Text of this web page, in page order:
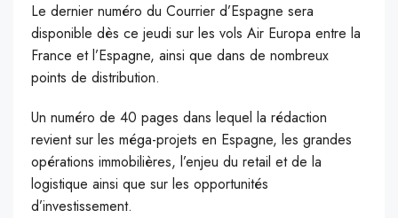
Le dernier numéro du Courrier d’Espagne sera
disponible dès ce jeudi sur les vols Air Europa entre la
France et l’Espagne, ainsi que dans de nombreux
points de distribution.
Un numéro de 40 pages dans lequel la rédaction
revient sur les méga-projets en Espagne, les grandes
opérations immobilières, l’enjeu du retail et de la
logistique ainsi que sur les opportunités
d’investissement.